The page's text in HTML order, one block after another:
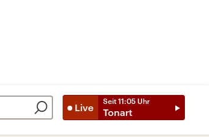
Live
Seit 11:05 Uhr
Tonart